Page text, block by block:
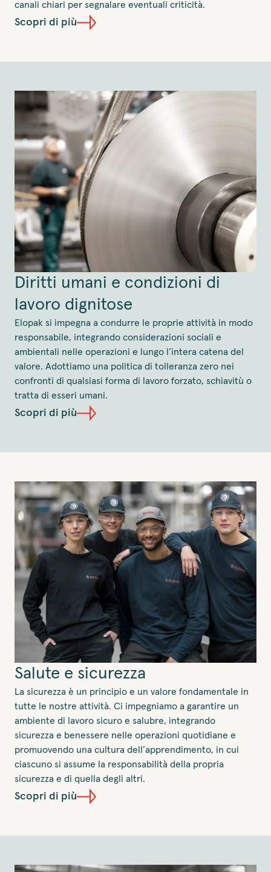
canali chiari per segnalare eventuali criticità.
Scopri di più
Diritti umani e condizioni di
lavoro dignitose
Elopak si impegna a condurre le proprie attività in modo
responsabile, integrando considerazioni sociali e
ambientali nelle operazioni e lungo l’intera catena del
valore. Adottiamo una politica di tolleranza zero nei
confronti di qualsiasi forma di lavoro forzato, schiavitù o
tratta di esseri umani.
Scopri di più
Salute e sicurezza
La sicurezza è un principio e un valore fondamentale in
tutte le nostre attività. Ci impegniamo a garantire un
ambiente di lavoro sicuro e salubre, integrando
sicurezza e benessere nelle operazioni quotidiane e
promuovendo una cultura dell’apprendimento, in cui
ciascuno si assume la responsabilità della propria
sicurezza e di quella degli altri.
Scopri di più